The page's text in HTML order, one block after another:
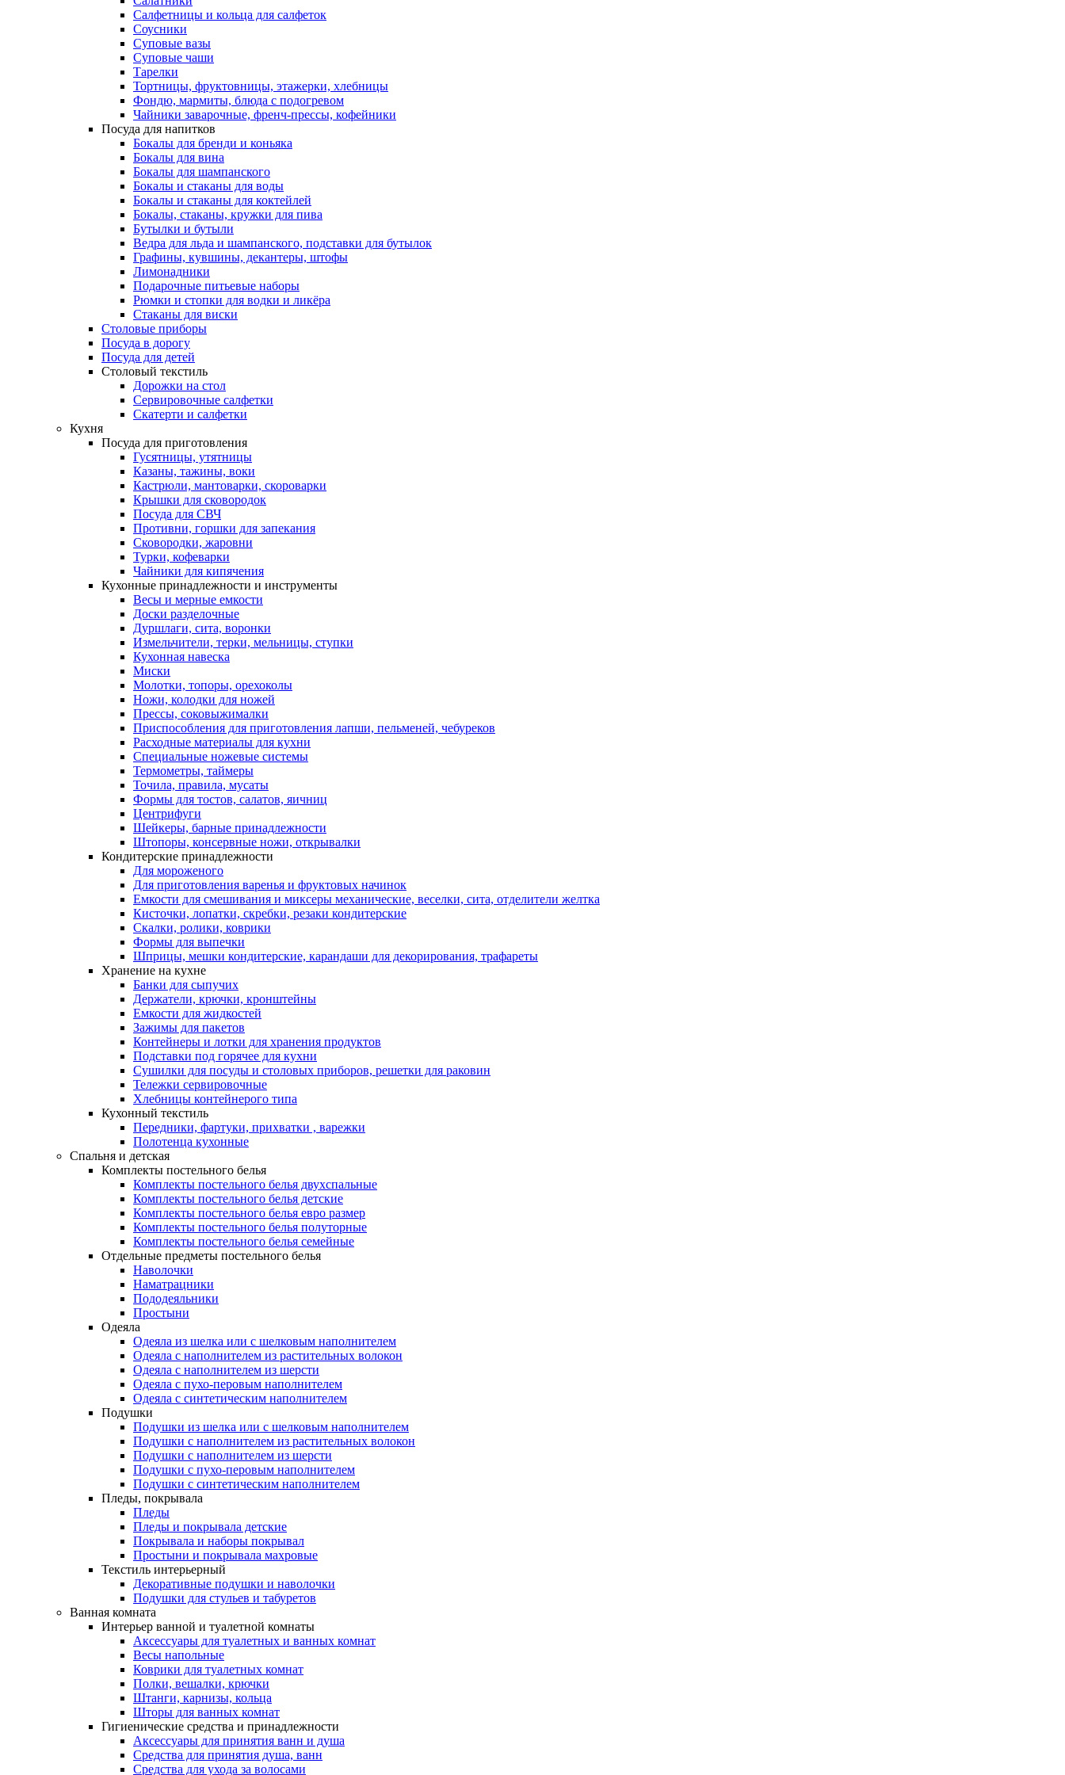
Салфетницы и кольца для салфеток
Соусники
Суповые вазы
Суповые чаши
Тарелки
Тортницы, фруктовницы, этажерки, хлебницы
Фондю, мармиты, блюда с подогревом
Чайники заварочные, френч-прессы, кофейники
Посуда для напитков
Бокалы для бренди и коньяка
Бокалы для вина
Бокалы для шампанского
Бокалы и стаканы для воды
Бокалы и стаканы для коктейлей
Бокалы, стаканы, кружки для пива
Бутылки и бутыли
Ведра для льда и шампанского, подставки для бутылок
Графины, кувшины, декантеры, штофы
Лимонадники
Подарочные питьевые наборы
Рюмки и стопки для водки и ликёра
Стаканы для виски
Столовые приборы
Посуда в дорогу
Посуда для детей
Столовый текстиль
Дорожки на стол
Сервировочные салфетки
Скатерти и салфетки
Кухня
Посуда для приготовления
Гусятницы, утятницы
Казаны, тажины, воки
Кастрюли, мантоварки, скороварки
Крышки для сковородок
Посуда для СВЧ
Противни, горшки для запекания
Сковородки, жаровни
Турки, кофеварки
Чайники для кипячения
Кухонные принадлежности и инструменты
Весы и мерные емкости
Доски разделочные
Дуршлаги, сита, воронки
Измельчители, терки, мельницы, ступки
Кухонная навеска
Миски
Молотки, топоры, орехоколы
Ножи, колодки для ножей
Прессы, соковыжималки
Приспособления для приготовления лапши, пельменей, чебуреков
Расходные материалы для кухни
Специальные ножевые системы
Термометры, таймеры
Точила, правила, мусаты
Формы для тостов, салатов, яичниц
Центрифуги
Шейкеры, барные принадлежности
Штопоры, консервные ножи, открывалки
Кондитерские принадлежности
Для мороженого
Для приготовления варенья и фруктовых начинок
Емкости для смешивания и миксеры механические, веселки, сита, отделители желтка
Кисточки, лопатки, скребки, резаки кондитерские
Скалки, ролики, коврики
Формы для выпечки
Шприцы, мешки кондитерские, карандаши для декорирования, трафареты
Хранение на кухне
Банки для сыпучих
Держатели, крючки, кронштейны
Емкости для жидкостей
Зажимы для пакетов
Контейнеры и лотки для хранения продуктов
Подставки под горячее для кухни
Сушилки для посуды и столовых приборов, решетки для раковин
Тележки сервировочные
Хлебницы контейнерого типа
Кухонный текстиль
Передники, фартуки, прихватки , варежки
Полотенца кухонные
Спальня и детская
Комплекты постельного белья
Комплекты постельного белья двухспальные
Комплекты постельного белья детские
Комплекты постельного белья евро размер
Комплекты постельного белья полуторные
Комплекты постельного белья семейные
Отдельные предметы постельного белья
Наволочки
Наматрацники
Пододеяльники
Простыни
Одеяла
Одеяла из шелка или с шелковым наполнителем
Одеяла с наполнителем из растительных волокон
Одеяла с наполнителем из шерсти
Одеяла с пухо-перовым наполнителем
Одеяла с синтетическим наполнителем
Подушки
Подушки из шелка или с шелковым наполнителем
Подушки с наполнителем из растительных волокон
Подушки с наполнителем из шерсти
Подушки с пухо-перовым наполнителем
Подушки с синтетическим наполнителем
Пледы, покрывала
Пледы
Пледы и покрывала детские
Покрывала и наборы покрывал
Простыни и покрывала махровые
Текстиль интерьерный
Декоративные подушки и наволочки
Подушки для стульев и табуретов
Ванная комната
Интерьер ванной и туалетной комнаты
Аксессуары для туалетных и ванных комнат
Весы напольные
Коврики для туалетных комнат
Полки, вешалки, крючки
Штанги, карнизы, кольца
Шторы для ванных комнат
Гигиенические средства и принадлежности
Аксессуары для принятия ванн и душа
Средства для принятия душа, ванн
Средства для ухода за волосами